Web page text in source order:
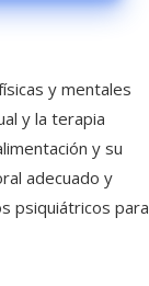
y mentales
y la terapia
y su
adecuado y
psiquiátricos para